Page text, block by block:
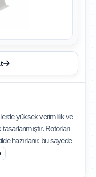
yüksek verimlilik ve
Rotorları
hazırlanır, bu sayede